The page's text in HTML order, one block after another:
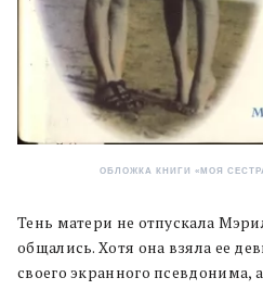
ОБЛОЖКА КНИГИ «МОЯ
Тень матери не отпускала
общались. Хотя она взяла ее
своего экранного псевдонима,